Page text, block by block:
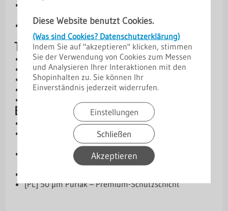
Diese Website benutzt Cookies.
(Was sind Cookies? Datenschutzerklärung)
Indem Sie auf "akzeptieren" klicken, stimmen
Sie der Verwendung von Cookies zum Messen
und Analysieren Ihrer Interaktionen mit den
Shopinhalten zu. Sie können Ihr
Einverständnis jederzeit widerrufen.
Einstellungen
Schließen
Akzeptieren
Materialausdehnung
Robuste Ausführung aus Stahl mit langlebigen
Beschichtungen
Technische Daten
Kern: Stahl
Materialstärken: 0,50 mm | 0,75 mm
Abmessungen: 10 / 70 / 25 / 150 mm
Winkel: 120°
Beschichtungen und Schutz
Aluzink – Basis-Schutzschicht
[SP] 25 µm Standardpolyester – wirtschaftliche
[PMG] 35 µm Polyester Matt (grobkörnig) – optisch
ansprechend & widerstandsfähig
[PL] 50 µm Purlak – Premium-Schutzschicht